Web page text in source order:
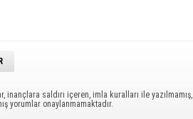
saldırı içeren, imla kuralları ile yazılmamış,
yorumlar onaylanmamaktadır.